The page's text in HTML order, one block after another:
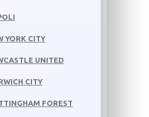
YORK CITY
UNITED
CITY
FOREST